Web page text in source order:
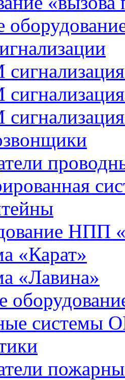
НПП
«Карат»
«Лавина»
системы